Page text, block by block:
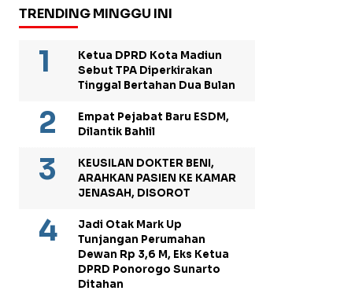
TRENDING MINGGU INI
Ketua DPRD Kota Madiun
Sebut TPA Diperkirakan
Tinggal Bertahan Dua Bulan
Empat Pejabat Baru ESDM,
Dilantik Bahlil
KEUSILAN DOKTER BENI,
ARAHKAN PASIEN KE KAMAR
JENASAH, DISOROT
Jadi Otak Mark Up
Tunjangan Perumahan
Dewan Rp 3,6 M, Eks Ketua
DPRD Ponorogo Sunarto
Ditahan